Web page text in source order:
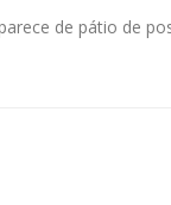
de pátio de